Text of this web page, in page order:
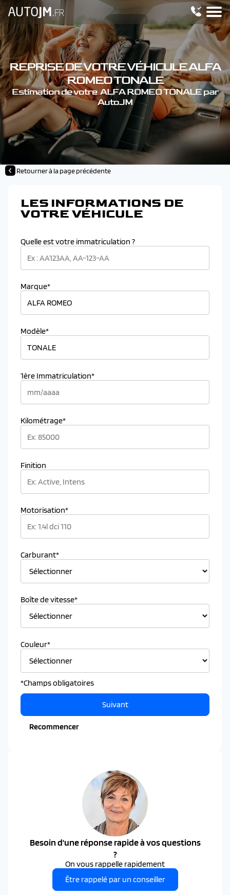
REPRISE DE VOTRE VÉHICULE ALFA
ROMEO TONALE
Estimation de votre ALFA ROMEO TONALE par
AutoJM
Retourner à la page précédente
LES INFORMATIONS DE
VOTRE VÉHICULE
Quelle est votre immatriculation ?
Marque*
Modèle*
1ère Immatriculation*
Kilométrage*
Finition
Motorisation*
Carburant*
Boîte de vitesse*
Couleur*
*Champs obligatoires
Recommencer
Suivant
Besoin d'une réponse rapide à vos questions
?
On vous rappelle rapidement
Être rappelé par un conseiller